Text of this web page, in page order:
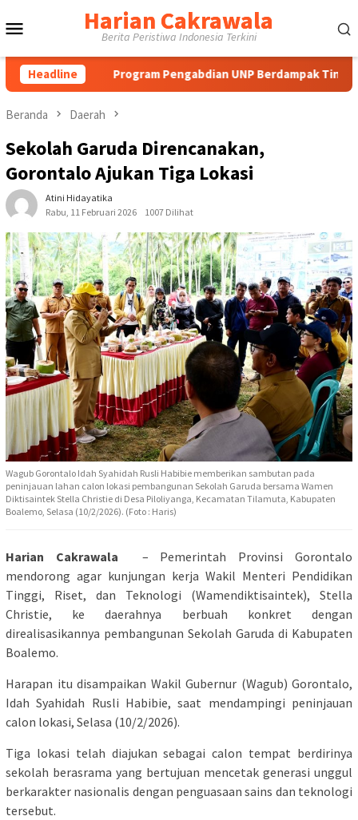
ke
Harian Cakrawala
Berita Peristiwa Indonesia Terkini
Headline
Program Pengabdian UNP Berdampak Tingkatkan
Beranda Daerah
Sekolah Garuda Direncanakan,
Gorontalo Ajukan Tiga Lokasi
Atini Hidayatika
Rabu, 11 Februari 2026
1007 Dilihat
Wagub Gorontalo Idah Syahidah Rusli Habibie memberikan sambutan pada
peninjauan lahan calon lokasi pembangunan Sekolah Garuda bersama Wamen
Diktisaintek Stella Christie di Desa Piloliyanga, Kecamatan Tilamuta, Kabupaten
Boalemo, Selasa (10/2/2026). (Foto : Haris)
Harian Cakrawala – Pemerintah Provinsi Gorontalo
mendorong agar kunjungan kerja Wakil Menteri Pendidikan
Tinggi, Riset, dan Teknologi (Wamendiktisaintek), Stella
Christie, ke daerahnya berbuah konkret dengan
direalisasikannya pembangunan Sekolah Garuda di Kabupaten
Boalemo.
Harapan itu disampaikan Wakil Gubernur (Wagub) Gorontalo,
Idah Syahidah Rusli Habibie, saat mendampingi peninjauan
calon lokasi, Selasa (10/2/2026).
Tiga lokasi telah diajukan sebagai calon tempat berdirinya
sekolah berasrama yang bertujuan mencetak generasi unggul
berkarakter nasionalis dengan penguasaan sains dan teknologi
tersebut.